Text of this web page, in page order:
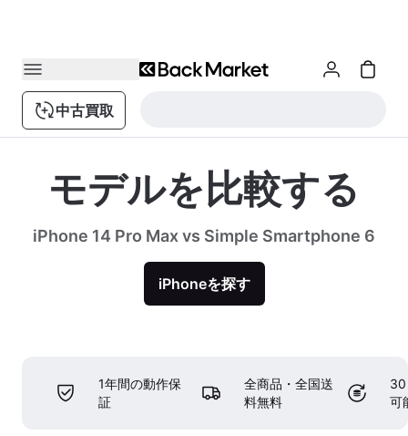
中古買取
モデルを比較する
iPhone 14 Pro Max vs Simple Smartphone 6
iPhoneを探す
1年間の動作保
証
全商品・全国送
料無料
30
可